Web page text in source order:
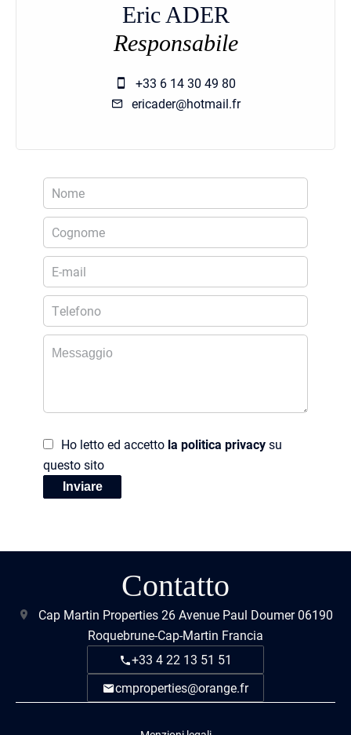
Eric ADER
Responsabile
+33 6 14 30 49 80
ericader@hotmail.fr
Ho letto ed accetto la politica privacysu
questo sito
Inviare
Contatto
Cap Martin Properties26 Avenue Paul Doumer06190
Roquebrune-Cap-Martin Francia
+33 4 22 13 51 51
cmproperties@orange.fr